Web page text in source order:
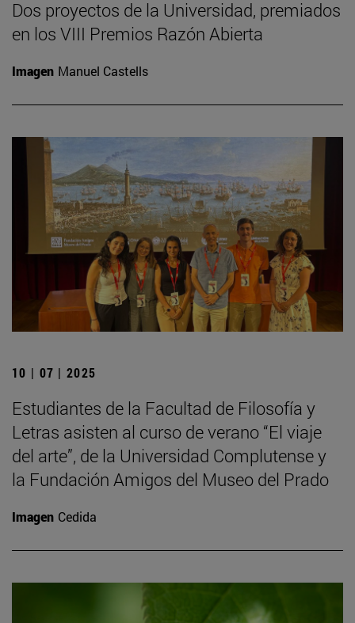
Dos proyectos de la Universidad, premiados
en los VIII Premios Razón Abierta
Imagen Manuel Castells
10 | 07 | 2025
Estudiantes de la Facultad de Filosofía y
Letras asisten al curso de verano “El viaje
del arte”, de la Universidad Complutense y
la Fundación Amigos del Museo del Prado
Imagen Cedida